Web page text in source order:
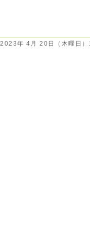
2023年 4月 20日（木曜日